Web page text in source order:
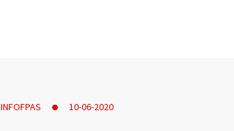
INFOFPAS 10-06-2020